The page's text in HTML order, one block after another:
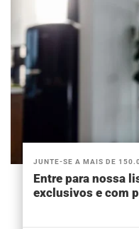
JUNTE-SE A MAIS DE
Entre para nossa
exclusivos e com